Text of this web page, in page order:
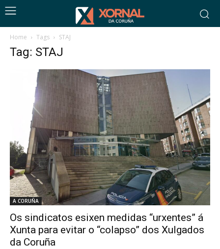
Home Tags STAJ
Tag: STAJ
A CORUÑA
Os sindicatos esixen medidas “urxentes” á
Xunta para evitar o “colapso” dos Xulgados
da Coruña